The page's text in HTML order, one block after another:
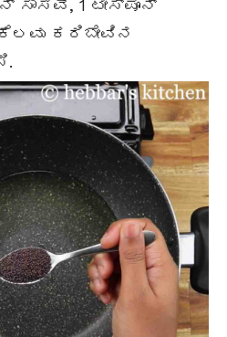
ಸಾಸಿವೆ, 1 ಟೀಸ್ಪೂನ್
ಕರಿಬೇವಿನ